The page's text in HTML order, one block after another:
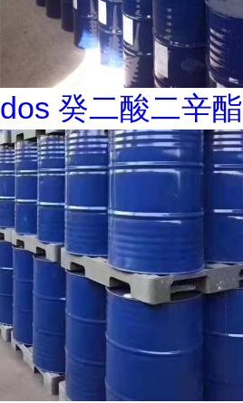
dos 癸二酸二辛酯